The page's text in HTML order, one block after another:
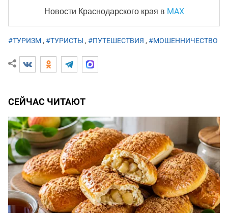
Новости Краснодарского края в MAX
#ТУРИЗМ , #ТУРИСТЫ , #ПУТЕШЕСТВИЯ , #МОШЕННИЧЕСТВО
СЕЙЧАС ЧИТАЮТ